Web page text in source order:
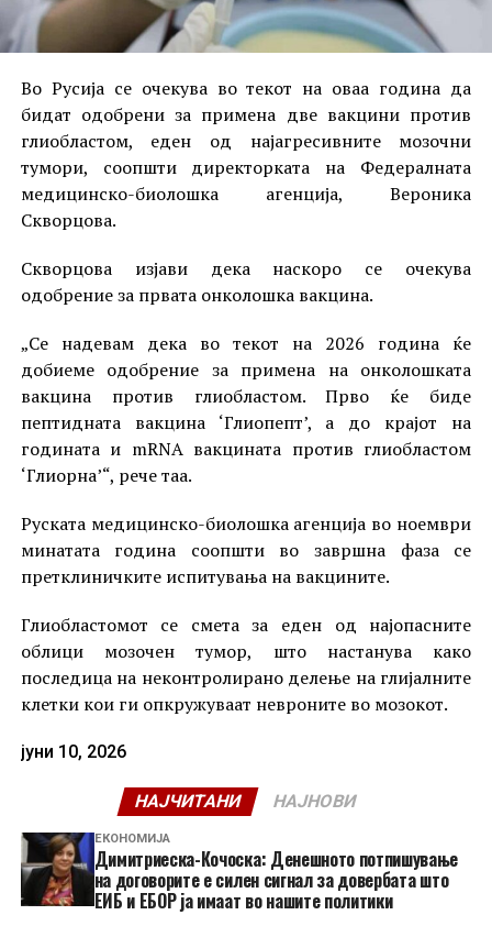
Во Русија се очекува во текот на оваа година да
бидат одобрени за примена две вакцини против
глиобластом, еден од најагресивните мозочни
тумори, соопшти директорката на Федералната
медицинско-биолошка агенција, Вероника
Скворцова.
Скворцова изјави дека наскоро се очекува
одобрение за првата онколошка вакцина.
„Се надевам дека во текот на 2026 година ќе
добиеме одобрение за примена на онколошката
вакцина против глиобластом. Прво ќе биде
пептидната вакцина ‘Глиопепт’, а до крајот на
годината и mRNA вакцината против глиобластом
‘Глиорна’“, рече таа.
Руската медицинско-биолошка агенција во ноември
минатата година соопшти во завршна фаза се
претклиничките испитувања на вакцините.
Глиобластомот се смета за еден од најопасните
облици мозочен тумор, што настанува како
последица на неконтролирано делење на глијалните
клетки кои ги опкружуваат невроните во мозокот.
јуни 10, 2026
НАЈЧИТАНИ НАЈНОВИ
ЕКОНОМИЈА
Димитриеска-Кочоска: Денешното потпишување
на договорите е силен сигнал за довербата што
ЕИБ и ЕБОР ја имаат во нашите политики